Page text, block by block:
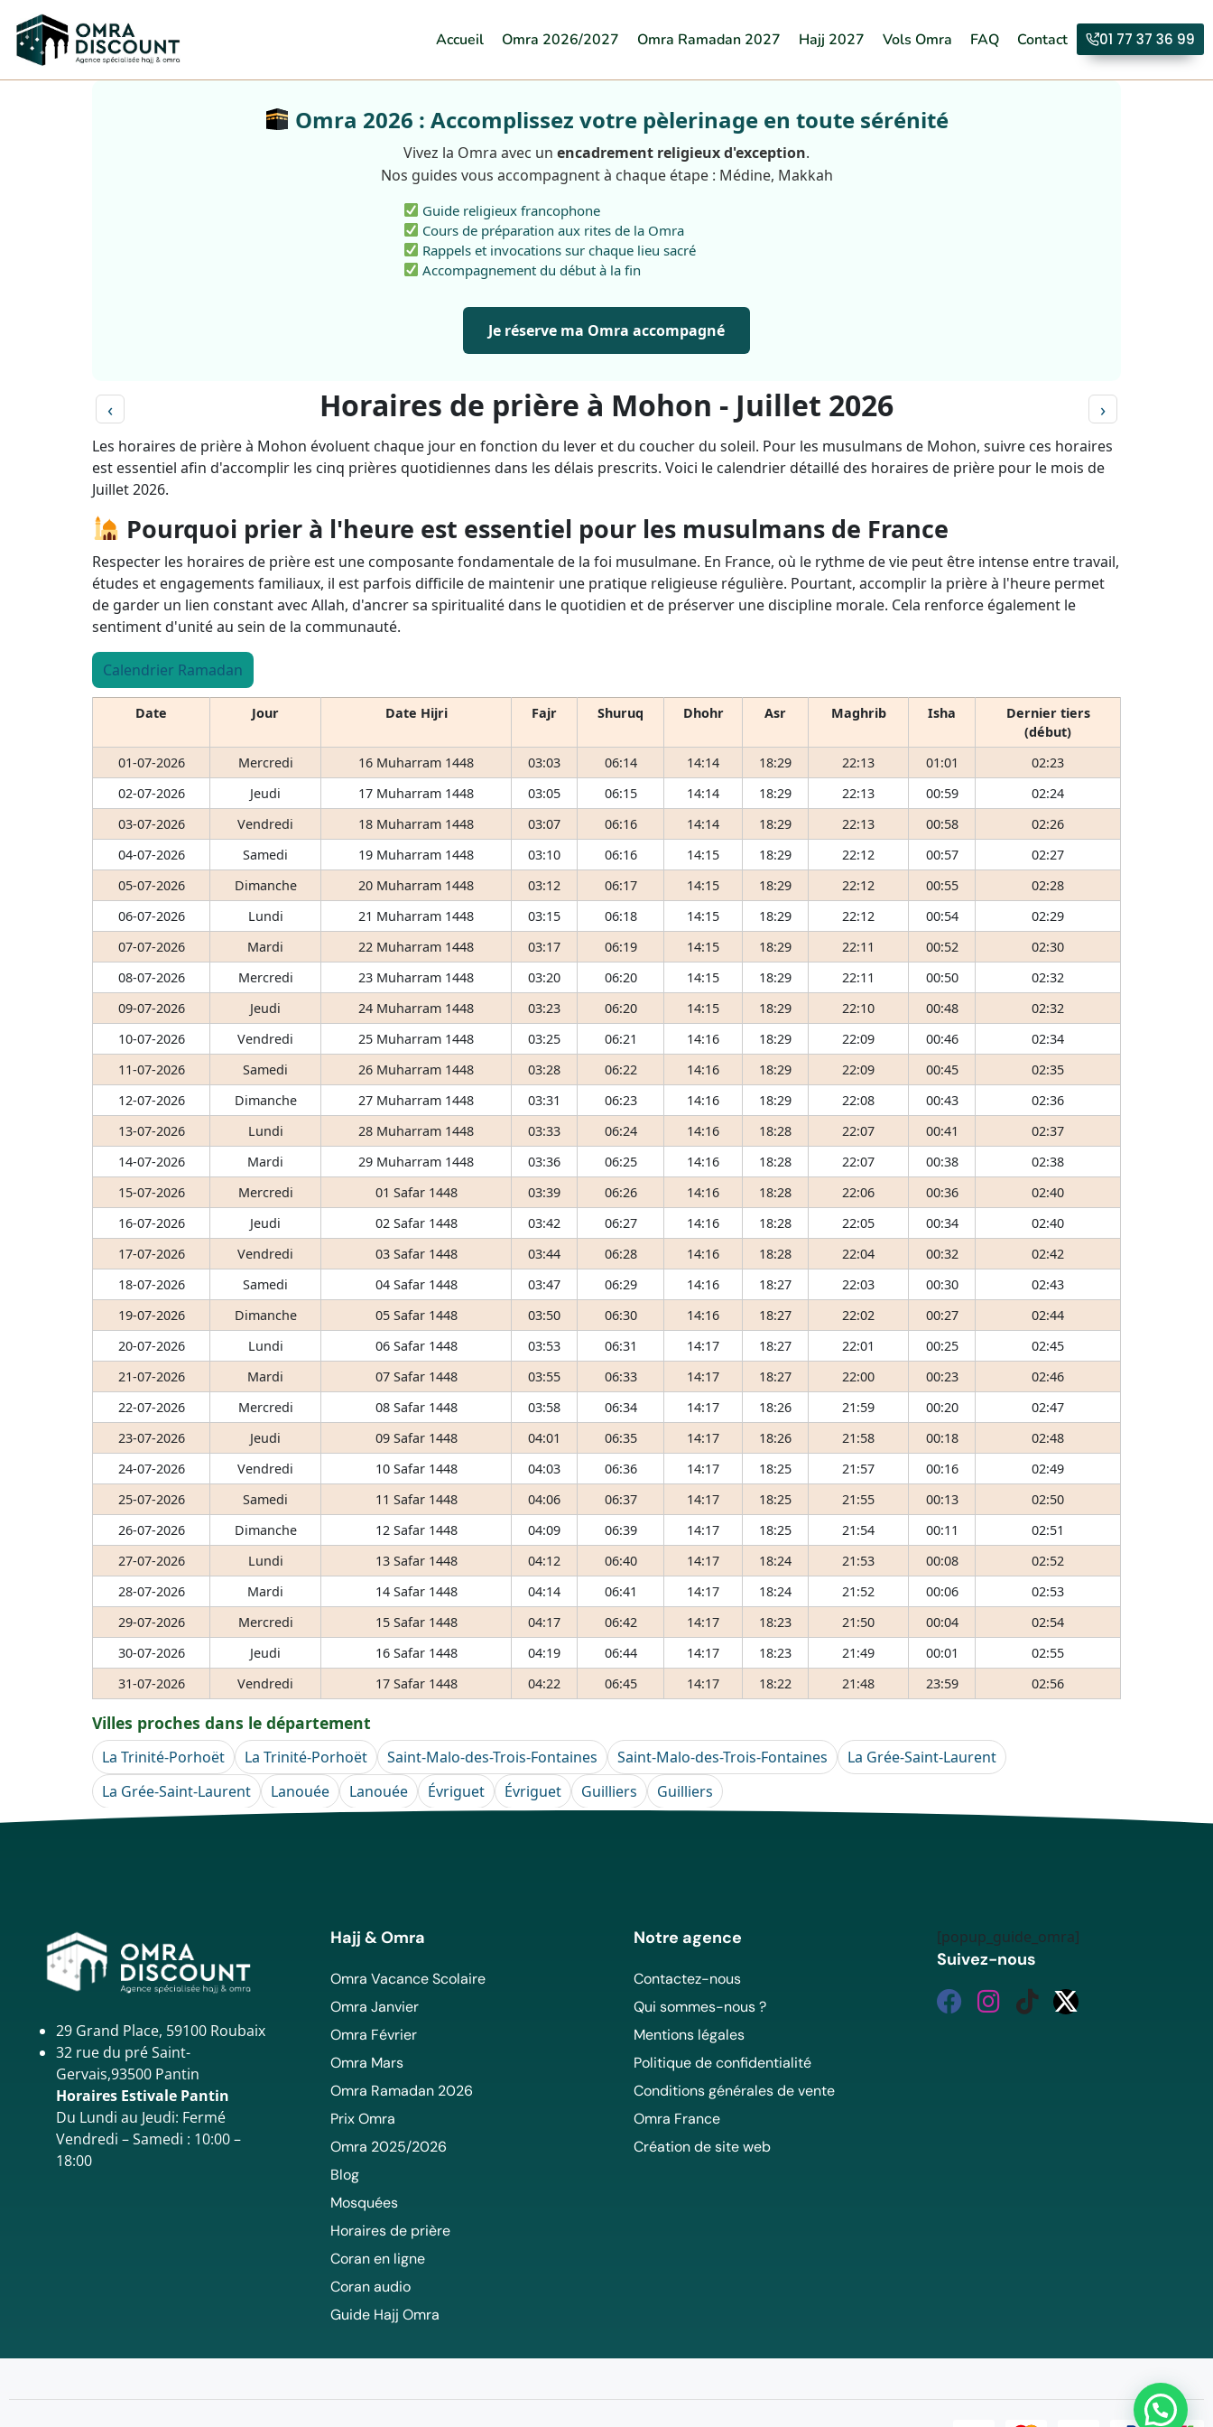
Accueil Omra 2026/2027 Omra Ramadan 2027 Hajj 2027 Vols Omra FAQ Contact 01 77 37 36 99
Omra 2026 : Accomplissez votre pèlerinage en toute sérénité
Vivez la Omra avec un encadrement religieux d'exception.
Nos guides vous accompagnent à chaque étape : Médine, Makkah
Guide religieux francophone
Cours de préparation aux rites de la Omra
Rappels et invocations sur chaque lieu sacré
Accompagnement du début à la fin
Je réserve ma Omra accompagné
‹ Horaires de prière à Mohon - Juillet 2026 ›
Les horaires de prière à Mohon évoluent chaque jour en fonction du lever et du coucher du soleil. Pour les musulmans de Mohon, suivre ces horaires
est essentiel afin d'accomplir les cinq prières quotidiennes dans les délais prescrits. Voici le calendrier détaillé des horaires de prière pour le mois de
Juillet 2026.
Pourquoi prier à l'heure est essentiel pour les musulmans de France
Respecter les horaires de prière est une composante fondamentale de la foi musulmane. En France, où le rythme de vie peut être intense entre travail,
études et engagements familiaux, il est parfois difficile de maintenir une pratique religieuse régulière. Pourtant, accomplir la prière à l'heure permet
de garder un lien constant avec Allah, d'ancrer sa spiritualité dans le quotidien et de préserver une discipline morale. Cela renforce également le
sentiment d'unité au sein de la communauté.
Calendrier Ramadan
Date Jour Date Hijri Fajr Shuruq Dhohr Asr Maghrib Isha
Dernier tiers
(début)
01-07-2026
Mercredi 16 Muharram 1448 03:03 06:14 14:14 18:29 22:13 01:01
02:23
02-07-2026
Jeudi 17 Muharram 1448 03:05 06:15 14:14 18:29 22:13 00:59
02:24
03-07-2026
Vendredi 18 Muharram 1448 03:07 06:16 14:14 18:29 22:13 00:58
02:26
04-07-2026
Samedi 19 Muharram 1448 03:10 06:16 14:15 18:29 22:12 00:57
02:27
05-07-2026
Dimanche 20 Muharram 1448 03:12 06:17 14:15 18:29 22:12 00:55
02:28
06-07-2026
Lundi 21 Muharram 1448 03:15 06:18 14:15 18:29 22:12 00:54
02:29
07-07-2026
Mardi 22 Muharram 1448 03:17 06:19 14:15 18:29 22:11 00:52
02:30
08-07-2026
Mercredi 23 Muharram 1448 03:20 06:20 14:15 18:29 22:11 00:50
02:32
09-07-2026
Jeudi 24 Muharram 1448 03:23 06:20 14:15 18:29 22:10 00:48
02:32
10-07-2026
Vendredi 25 Muharram 1448 03:25 06:21 14:16 18:29 22:09 00:46
02:34
11-07-2026
Samedi 26 Muharram 1448 03:28 06:22 14:16 18:29 22:09 00:45
02:35
12-07-2026
Dimanche 27 Muharram 1448 03:31 06:23 14:16 18:29 22:08 00:43
02:36
13-07-2026
Lundi 28 Muharram 1448 03:33 06:24 14:16 18:28 22:07 00:41
02:37
14-07-2026
Mardi 29 Muharram 1448 03:36 06:25 14:16 18:28 22:07 00:38
02:38
15-07-2026
Mercredi 01 Safar 1448 03:39 06:26 14:16 18:28 22:06 00:36
02:40
16-07-2026
Jeudi 02 Safar 1448 03:42 06:27 14:16 18:28 22:05 00:34
02:40
17-07-2026
Vendredi 03 Safar 1448 03:44 06:28 14:16 18:28 22:04 00:32
02:42
18-07-2026
Samedi 04 Safar 1448 03:47 06:29 14:16 18:27 22:03 00:30
02:43
19-07-2026
Dimanche 05 Safar 1448 03:50 06:30 14:16 18:27 22:02 00:27
02:44
20-07-2026
Lundi 06 Safar 1448 03:53 06:31 14:17 18:27 22:01 00:25
02:45
21-07-2026
Mardi 07 Safar 1448 03:55 06:33 14:17 18:27 22:00 00:23
02:46
22-07-2026
Mercredi 08 Safar 1448 03:58 06:34 14:17 18:26 21:59 00:20
02:47
23-07-2026
Jeudi 09 Safar 1448 04:01 06:35 14:17 18:26 21:58 00:18
02:48
24-07-2026
Vendredi 10 Safar 1448 04:03 06:36 14:17 18:25 21:57 00:16
02:49
25-07-2026
Samedi 11 Safar 1448 04:06 06:37 14:17 18:25 21:55 00:13
02:50
26-07-2026
Dimanche 12 Safar 1448 04:09 06:39 14:17 18:25 21:54 00:11
02:51
27-07-2026
Lundi 13 Safar 1448 04:12 06:40 14:17 18:24 21:53 00:08
02:52
28-07-2026
Mardi 14 Safar 1448 04:14 06:41 14:17 18:24 21:52 00:06
02:53
29-07-2026
Mercredi 15 Safar 1448 04:17 06:42 14:17 18:23 21:50 00:04
02:54
30-07-2026
Jeudi 16 Safar 1448 04:19 06:44 14:17 18:23 21:49 00:01
02:55
31-07-2026
Vendredi 17 Safar 1448 04:22 06:45 14:17 18:22 21:48 23:59 02:56
Villes proches dans le département
La Trinité-Porhoët La Trinité-Porhoët Saint-Malo-des-Trois-Fontaines Saint-Malo-des-Trois-Fontaines
La Grée-Saint-Laurent
La Grée-Saint-Laurent
Lanouée Lanouée Évriguet Évriguet Guilliers Guilliers
29 Grand Place, 59100 Roubaix
32 rue du pré Saint-
Gervais,93500 Pantin
Horaires Estivale Pantin
Du Lundi au Jeudi: Fermé
Vendredi – Samedi : 10:00 –
18:00
Hajj & Omra
Omra Vacance Scolaire
Omra Janvier
Omra Février
Omra Mars
Omra Ramadan 2026
Prix Omra
Omra 2025/2026
Blog
Mosquées
Horaires de prière
Coran en ligne
Coran audio
Guide Hajj Omra
Notre agence
Contactez-nous
Qui sommes-nous ?
Mentions légales
Politique de confidentialité
Conditions générales de vente
Omra France
Création de site web
[popup_guide_omra]
Suivez-nous